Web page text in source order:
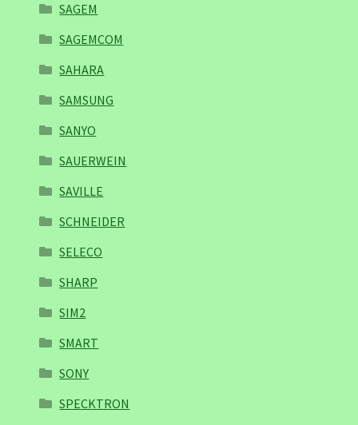
SAGEM
SAGEMCOM
SAHARA
SAMSUNG
SANYO
SAUERWEIN
SAVILLE
SCHNEIDER
SELECO
SHARP
SIM2
SMART
SONY
SPECKTRON